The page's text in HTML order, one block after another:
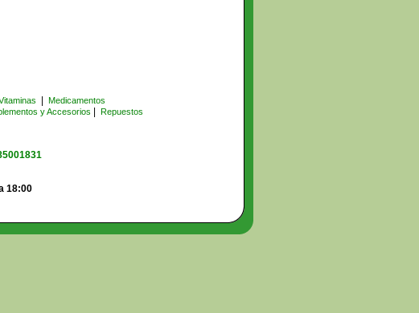
Medicamentos
y Accesorios Repuestos
18:00